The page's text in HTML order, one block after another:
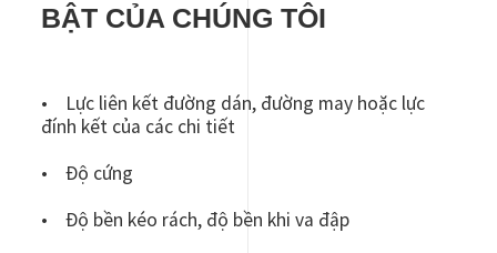
BẬT CỦA CHÚNG TÔI
• Lực liên kết đường dán, đường may hoặc lực
đính kết của các chi tiết
• Độ cứng
• Độ bền kéo rách, độ bền khi va đập